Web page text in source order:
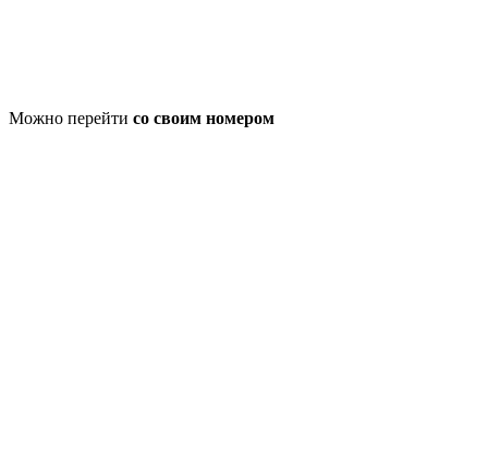
Можно перейти со своим номером